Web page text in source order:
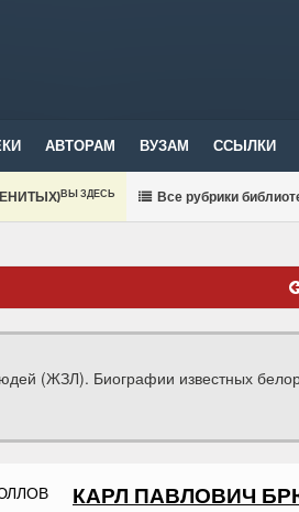
АВТОРАМ ВУЗАМ ССЫЛКИ
ВЫ ЗДЕСЬ Все рубрики
(ЖЗЛ). Биографии известных
КАРЛ ПАВЛОВИЧ